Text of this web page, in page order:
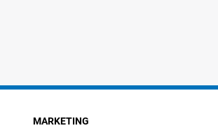
MARKETING